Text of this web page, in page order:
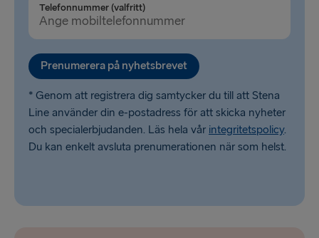
Telefonnummer (valfritt)
Prenumerera på nyhetsbrevet
* Genom att registrera dig samtycker du till att Stena
Line använder din e-postadress för att skicka nyheter
och specialerbjudanden. Läs hela vår integritetspolicy.
Du kan enkelt avsluta prenumerationen när som helst.